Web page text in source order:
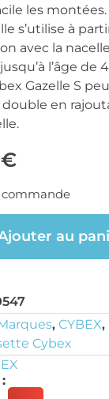
les
s’utilise à
avec la
l’âge de
Gazelle S
en
€
commande
au
, CYBEX,
Cybex